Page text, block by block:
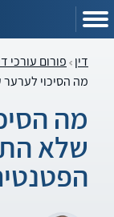
דין פורום עורכי
מה הסיכוי
מה
שלא